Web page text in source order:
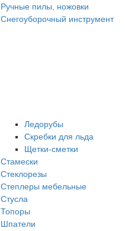
Ручные пилы, ножовки
Снегоуборочный инструмент
Ледорубы
Скребки для льда
Щетки-сметки
Стамески
Стеклорезы
Степлеры мебельные
Стусла
Топоры
Шпатели